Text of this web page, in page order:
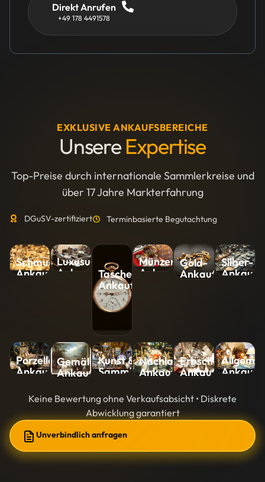
Direkt Anrufen
+49 178 4491578
EXKLUSIVE ANKAUFSBEREICHE
UnsereExpertise
Top-Preise durch internationale Sammlerkreise und
über 17 Jahre Markterfahrung
DGuSV-zertifiziert Terminbasierte Begutachtung
Schmuck-
Ankauf
Luxusuhren-
Ankauf
Taschenuhren-
Ankauf
Münzen-
Ankauf
Gold-
Ankauf
Silber-
Ankauf
Porzellan-
Ankauf
Gemälde-
Ankauf
Kunst &
Sammlungen-
Nachlass-
Ankauf
Erbschaft-
Ankauf Ankauf
Keine Bewertung ohne Verkaufsabsicht • Diskrete
Abwicklung garantiert
Unverbindlich anfragen